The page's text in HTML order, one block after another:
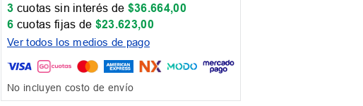
3 cuotas sin interés de $36.664,00
6 cuotas fijas de $23.623,00
Ver todos los medios de pago
No incluyen costo de envío